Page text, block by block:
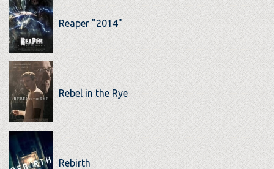
Reaper "2014"
Rebel in the Rye
Rebirth